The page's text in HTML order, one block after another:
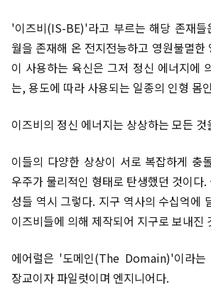
'이즈비(IS-BE)'라고 부르는 해당 존재들
월을 존재해 온 전지전능하고 영원불멸한
이 사용하는 육신은 그저 정신 에너지에
는, 용도에 따라 사용되는 일종의 인형 몸
이즈비의 정신 에너지는 상상하는 모든
이들의 다양한 상상이 서로 복잡하게 충
우주가 물리적인 형태로 탄생했던 것이다
성들 역시 그렇다. 지구 역사의 수십억에
이즈비들에 의해 제작되어 지구로 보내진
에어럴은 '도메인(The Domain)'이라는
장교이자 파일럿이며 엔지니어다.